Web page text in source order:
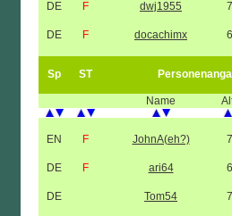
DE F dwj1955
DE F docachimx
Sp ST
Name
EN F JohnA(eh?)
DE F ari64
DE Tom54